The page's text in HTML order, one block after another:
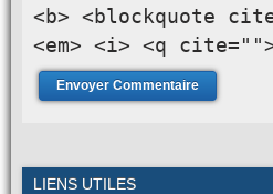
<b> <blockquote
<em> <i> <q
LIENS UTILES